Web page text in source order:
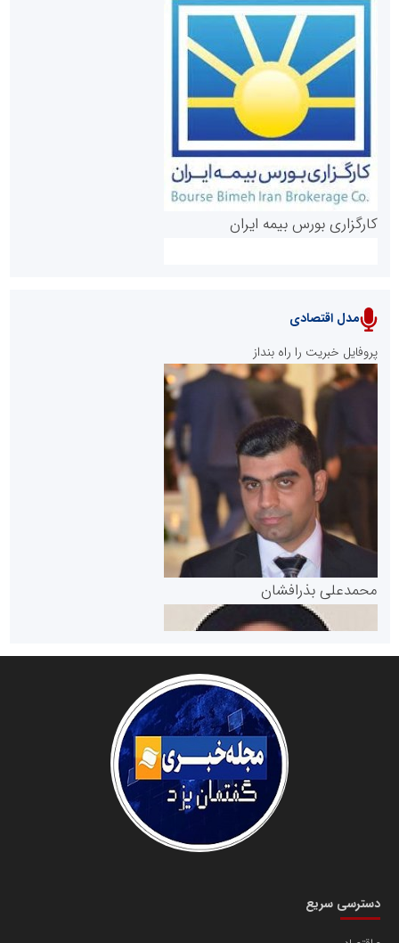
روابط عمومی خبرگزاری گزارش خبر
پایگاه خبری نهضت ملی مسکن
پایگاه خبری گفتمان یزد
دانشگاه سئوی ایران
کارگزاری بورس بیمه ایران
سازمان بورس و اوراق بهادار
مرجع اخبار موثق در بازارسرمایه
سازمان صنعت،معدن و تجارت
مدل اقتصادی
پروفایل خبریت را راه بنداز
محمدعلی بذرافشان
مریم حاج نوروز نظری
دسترسی سریع